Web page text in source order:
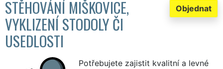
Objednat
STĚHOVÁNÍ MIŠKOVICE,
VYKLIZENÍ STODOLY ČI
USEDLOSTI
Potřebujete zajistit kvalitní a levné